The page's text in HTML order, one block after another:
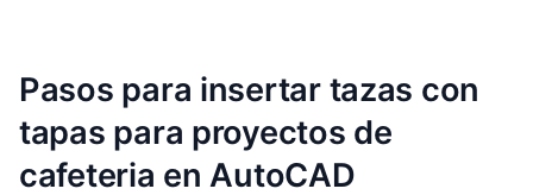
Pasos para insertar tazas con
tapas para proyectos de
cafeteria en AutoCAD